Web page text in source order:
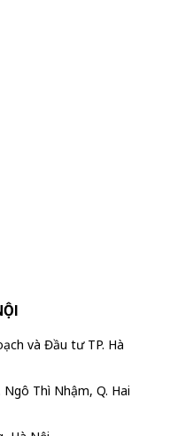
và Đầu tư TP. Hà
Ngô Thì Nhậm, Q. Hai